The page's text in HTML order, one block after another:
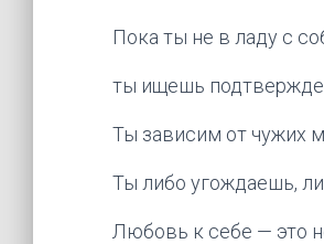
Пока ты не в ладу с
ты ищешь
Ты зависим от чужих
Ты либо угождаешь,
Любовь к себе — это